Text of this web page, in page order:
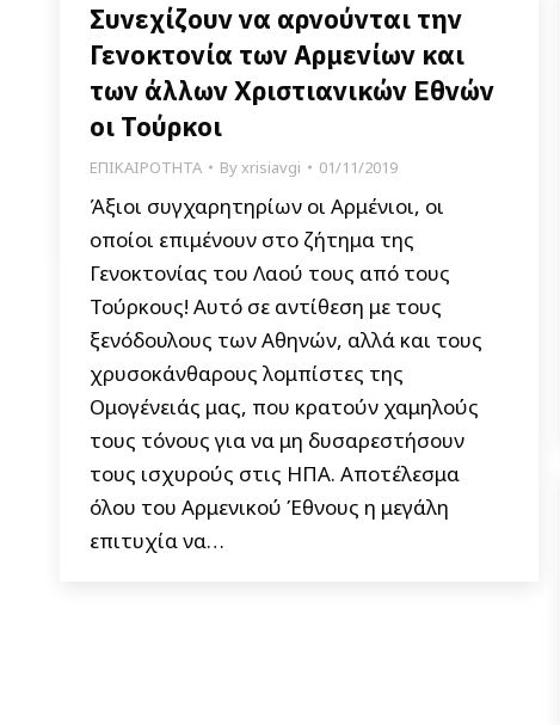
Συνεχίζουν να αρνούνται την
Γενοκτονία των Αρμενίων και
των άλλων Χριστιανικών Εθνών
οι Τούρκοι
ΕΠΙΚΑΙΡΟΤΗΤΑ Byxrisiavgi 01/11/2019
Άξιοι συγχαρητηρίων οι Αρμένιοι, οι
οποίοι επιμένουν στο ζήτημα της
Γενοκτονίας του Λαού τους από τους
Τούρκους! Αυτό σε αντίθεση με τους
ξενόδουλους των Αθηνών, αλλά και τους
χρυσοκάνθαρους λομπίστες της
Ομογένειάς μας, που κρατούν χαμηλούς
τους τόνους για να μη δυσαρεστήσουν
τους ισχυρούς στις ΗΠΑ. Αποτέλεσμα
όλου του Αρμενικού Έθνους η μεγάλη
επιτυχία να…